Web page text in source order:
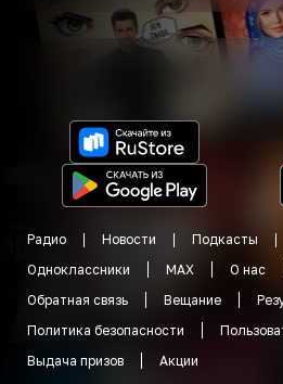
Радио Новости Подкасты
Одноклассники
MAX О нас
Обратная связь
Вещание
Политика безопасности
Выдача призов
Акции